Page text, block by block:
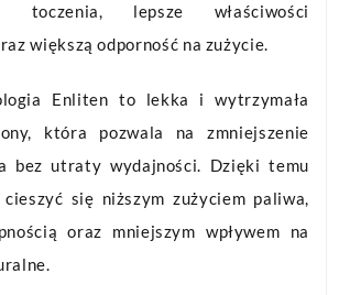
toczenia, lepsze właściwości
większą odporność na zużycie.
Enliten to lekka i wytrzymała
która pozwala na zmniejszenie
bez utraty wydajności. Dzięki temu
się niższym zużyciem paliwa,
oraz mniejszym wpływem na